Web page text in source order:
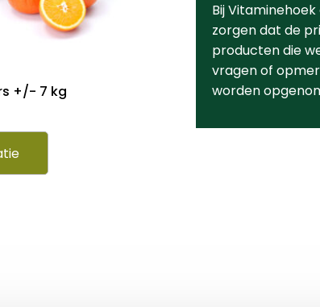
+/- 7 kg
Bij
zorgen dat de
producten die
vragen of
worden